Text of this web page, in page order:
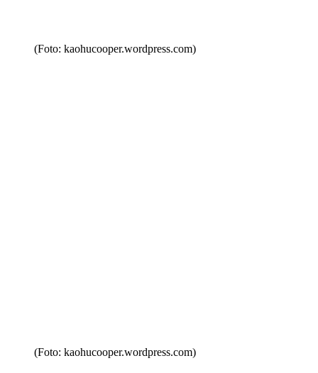
(Foto: kaohucooper.wordpress.com)
(Foto: kaohucooper.wordpress.com)